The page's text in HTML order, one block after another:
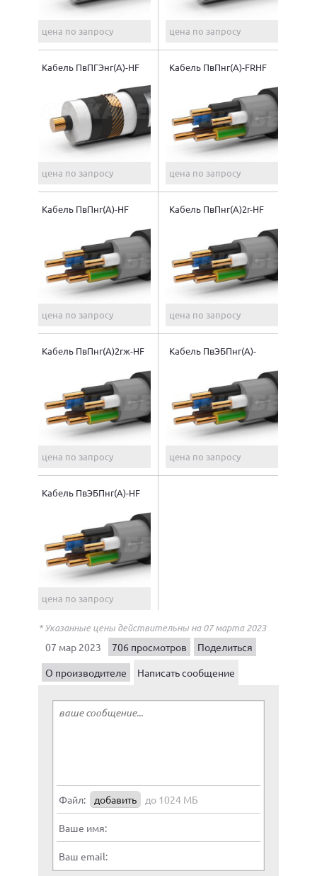
цена по запросу цена по запросу
Кабель ПвПГЭнг(A)-HF
цена по запросу
Кабель ПвПнг(A)-FRHF
цена по запросу
Кабель ПвПнг(A)-HF
цена по запросу
Кабель ПвПнг(A)2г-HF
цена по запросу
Кабель ПвПнг(A)2гж-HF
цена по запросу
Кабель ПвЭБПнг(A)-
цена по запросу
Кабель ПвЭБПнг(A)-HF
цена по запросу
* Указанные цены действительны на 07 марта 2023
07 мар 2023
706 просмотров
Поделиться
О производителе
Написать сообщение
Файл: добавить до 1024 МБ
Ваше имя:
Ваш email: